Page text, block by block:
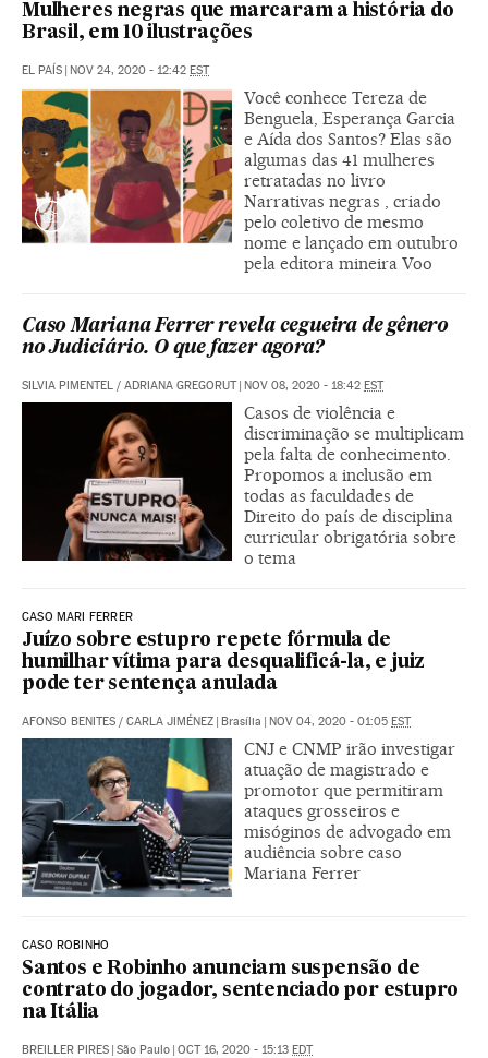
Mulheres negras que marcaram a história do
Brasil, em 10 ilustrações
EL PAÍS | NOV 24, 2020 - 12:42 EST
Você conhece Tereza de
Benguela, Esperança Garcia
e Aída dos Santos? Elas são
algumas das 41 mulheres
retratadas no livro
Narrativas negras , criado
pelo coletivo de mesmo
nome e lançado em outubro
pela editora mineira Voo
Caso Mariana Ferrer revela cegueira de gênero
no Judiciário. O que fazer agora?
SILVIA PIMENTEL / ADRIANA GREGORUT | NOV 08, 2020 - 18:42 EST
Casos de violência e
discriminação se multiplicam
pela falta de conhecimento.
Propomos a inclusão em
todas as faculdades de
Direito do país de disciplina
curricular obrigatória sobre
o tema
CASO MARI FERRER
Juízo sobre estupro repete fórmula de
humilhar vítima para desqualificá-la, e juiz
pode ter sentença anulada
AFONSO BENITES / CARLA JIMÉNEZ | Brasília | NOV 04, 2020 - 01:05 EST
CNJ e CNMP irão investigar
atuação de magistrado e
promotor que permitiram
ataques grosseiros e
misóginos de advogado em
audiência sobre caso
Mariana Ferrer
CASO ROBINHO
Santos e Robinho anunciam suspensão de
contrato do jogador, sentenciado por estupro
na Itália
BREILLER PIRES | São Paulo | OCT 16, 2020 - 15:13 EDT